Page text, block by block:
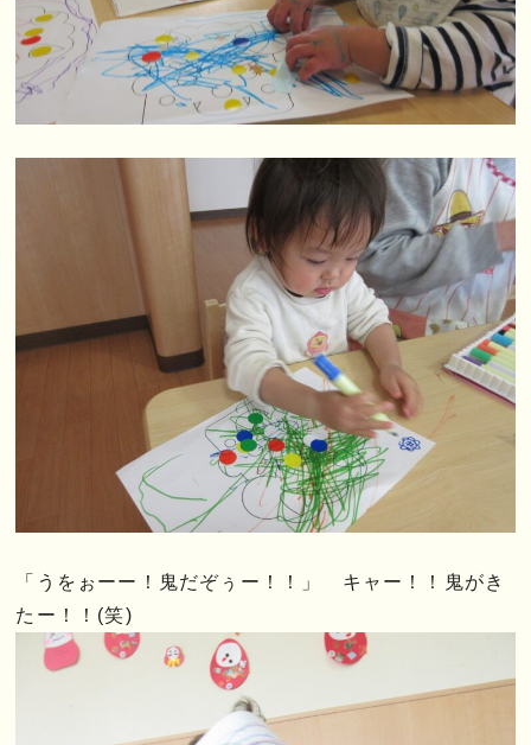
「うをぉーー！鬼だぞぅー！！」 キャー！！鬼がき
たー！！(笑)